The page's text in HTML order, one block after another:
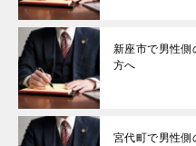
新座市で男性側
方へ
宮代町で男性側